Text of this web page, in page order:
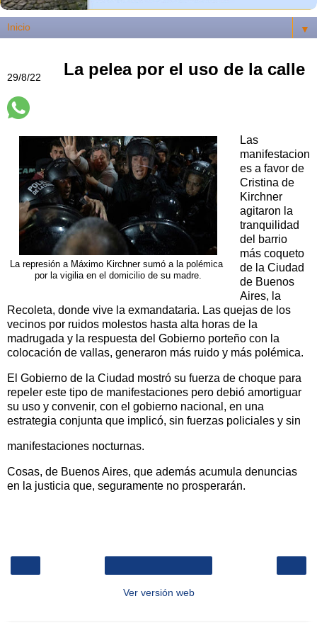
▼
29/8/22 La pelea por el uso de la calle
La represión a Máximo Kirchner sumó a la polémica
por la vigilia en el domicilio de su madre.
Las
manifestacion
es a favor de
Cristina de
Kirchner
agitaron la
tranquilidad
del barrio
más coqueto
de la Ciudad
de Buenos
Aires, la
Recoleta, donde vive la exmandataria. Las quejas de los
vecinos por ruidos molestos hasta alta horas de la
madrugada y la respuesta del Gobierno porteño con la
colocación de vallas, generaron más ruido y más polémica.
El Gobierno de la Ciudad mostró su fuerza de choque para
repeler este tipo de manifestaciones pero debió amortiguar
su uso y convenir, con el gobierno nacional, en una
estrategia conjunta que implicó, sin fuerzas policiales y sin
manifestaciones nocturnas.
Cosas, de Buenos Aires, que además acumula denuncias
en la justicia que, seguramente no prosperarán.
Ver versión web